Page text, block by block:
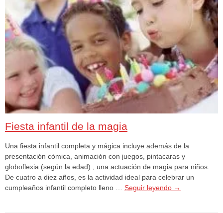
Fiesta infantil de la magia
Una fiesta infantil completa y mágica incluye además de la
presentación cómica, animación con juegos, pintacaras y
globoflexia (según la edad) , una actuación de magia para niños.
De cuatro a diez años, es la actividad ideal para celebrar un
cumpleaños infantil completo lleno … Seguir leyendo →